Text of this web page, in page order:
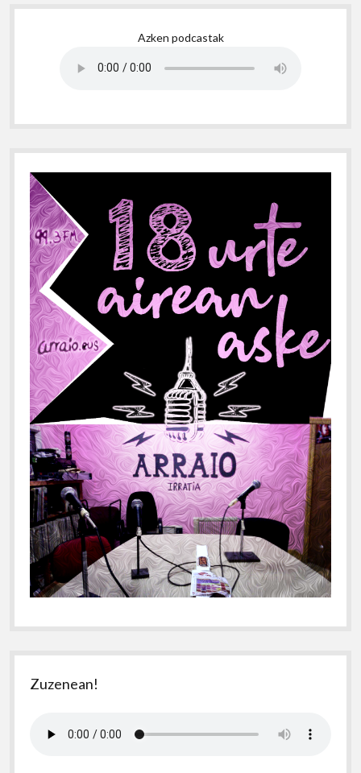
Sidebar
Azken podcastak
Zuzenean!